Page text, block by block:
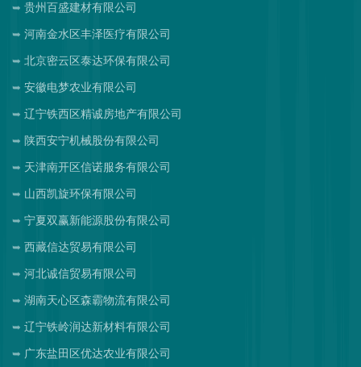
贵州百盛建材有限公司
河南金水区丰泽医疗有限公司
北京密云区泰达环保有限公司
安徽电梦农业有限公司
辽宁铁西区精诚房地产有限公司
陕西安宁机械股份有限公司
天津南开区信诺服务有限公司
山西凯旋环保有限公司
宁夏双赢新能源股份有限公司
西藏信达贸易有限公司
河北诚信贸易有限公司
湖南天心区森霸物流有限公司
辽宁铁岭润达新材料有限公司
广东盐田区优达农业有限公司